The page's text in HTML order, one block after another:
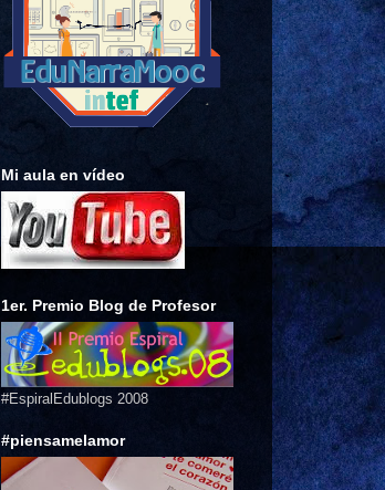
Mi aula en vídeo
1er. Premio Blog de Profesor
#EspiralEdublogs 2008
#piensamelamor